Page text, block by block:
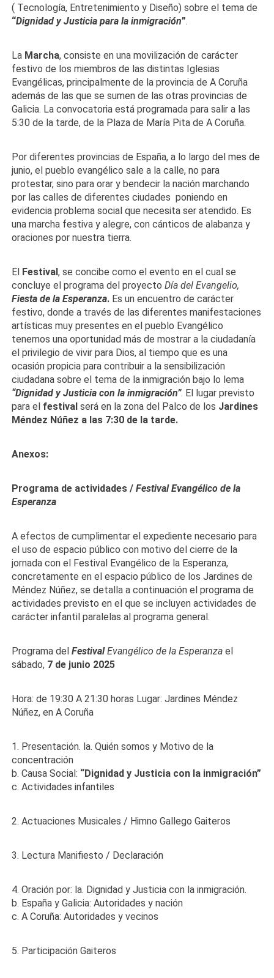
( Tecnología, Entretenimiento y Diseño) sobre el tema de
“Dignidad y Justicia para la inmigración”.
La Marcha, consiste en una movilización de carácter
festivo de los miembros de las distintas Iglesias
Evangélicas, principalmente de la provincia de A Coruña
además de las que se sumen de las otras provincias de
Galicia. La convocatoria está programada para salir a las
5:30 de la tarde, de la Plaza de María Pita de A Coruña.
Por diferentes provincias de España, a lo largo del mes de
junio, el pueblo evangélico sale a la calle, no para
protestar, sino para orar y bendecir la nación marchando
por las calles de diferentes ciudades poniendo en
evidencia problema social que necesita ser atendido. Es
una marcha festiva y alegre, con cánticos de alabanza y
oraciones por nuestra tierra.
El Festival, se concibe como el evento en el cual se
concluye el programa del proyectoDía del Evangelio,
Fiesta de la Esperanza. Es un encuentro de carácter
festivo, donde a través de las diferentes manifestaciones
artísticas muy presentes en el pueblo Evangélico
tenemos una oportunidad más de mostrar a la ciudadanía
el privilegio de vivir para Dios, al tiempo que es una
ocasión propicia para contribuir a la sensibilización
ciudadana sobre el tema de la inmigración bajo lo lema
“Dignidad y Justicia con la inmigración”. El lugar previsto
para el festival será en la zona del Palco de los Jardines
Méndez Núñez a las 7:30 de la tarde.
Anexos:
Programa de actividades / Festival Evangélico de la
Esperanza
A efectos de cumplimentar el expediente necesario para
el uso de espacio público con motivo del cierre de la
jornada con el Festival Evangélico de la Esperanza,
concretamente en el espacio público de los Jardines de
Méndez Núñez, se detalla a continuación el programa de
actividades previsto en el que se incluyen actividades de
carácter infantil paralelas al programa general.
Programa del FestivalEvangélico de la Esperanza el
sábado, 7 de junio 2025
Hora: de 19:30 A 21:30 horas Lugar: Jardines Méndez
Núñez, en A Coruña
1. Presentación. la. Quién somos y Motivo de la
concentración
b. Causa Social: “Dignidad y Justicia con la inmigración”
c. Actividades infantiles
2. Actuaciones Musicales / Himno Gallego Gaiteros
3. Lectura Manifiesto / Declaración
4. Oración por: la. Dignidad y Justicia con la inmigración.
b. España y Galicia: Autoridades y nación
c. A Coruña: Autoridades y vecinos
5. Participación Gaiteros